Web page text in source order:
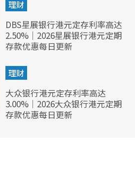
理财
DBS星展银行港元定存利率高达
2.50%｜2026星展银行港元定期
存款优惠每日更新
理财
大众银行港元定存利率高达
3.00%｜2026大众银行港元定期
存款优惠每日更新